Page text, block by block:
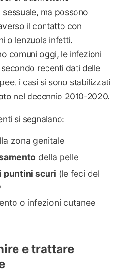
ma possono
il contatto con
o lenzuola infetti.
comuni oggi, le infezioni
recenti dati delle
i casi si sono stabilizzati
nel decennio 2010-2020.
si segnalano:
zona genitale
della pelle
puntini scuri (le feci del
o infezioni cutanee
e trattare